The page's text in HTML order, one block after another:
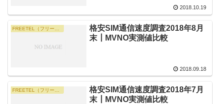
2018.10.19
FREETEL（フリーテル）・旧 FREETEL SIM（現 楽天モバイル）
格安SIM通信速度調査2018年8月
末┃MVNO実測値比較
2018.09.18
格安SIM通信速度調査2018年7月
末┃MVNO実測値比較